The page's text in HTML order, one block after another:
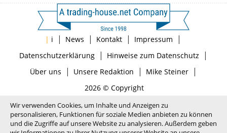
| i | News | Kontakt | Impressum |
Datenschutzerklärung| Hinweise zum Datenschutz |
Über uns | Unsere Redaktion | Mike Steiner|
2026 © Copyright
Wir verwenden Cookies, um Inhalte und Anzeigen zu
personalisieren, Funktionen für soziale Medien anbieten zu können
und die Zugriffe auf unsere Website zu analysieren. Außerdem geben